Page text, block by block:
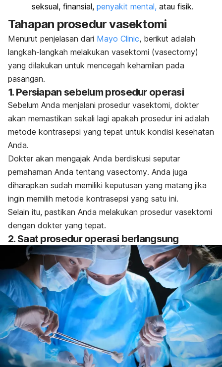
seksual, finansial, penyakit mental, atau fisik.
Tahapan prosedur vasektomi
Menurut penjelasan dari Mayo Clinic, berikut adalah
langkah-langkah melakukan vasektomi (vasectomy)
yang dilakukan untuk mencegah kehamilan pada
pasangan.
1. Persiapan sebelum prosedur operasi
Sebelum Anda menjalani prosedur vasektomi, dokter
akan memastikan sekali lagi apakah prosedur ini adalah
metode kontrasepsi yang tepat untuk kondisi kesehatan
Anda.
Dokter akan mengajak Anda berdiskusi seputar
pemahaman Anda tentang vasectomy. Anda juga
diharapkan sudah memiliki keputusan yang matang jika
ingin memilih metode kontrasepsi yang satu ini.
Selain itu, pastikan Anda melakukan prosedur vasektomi
dengan dokter yang tepat.
2. Saat prosedur operasi berlangsung